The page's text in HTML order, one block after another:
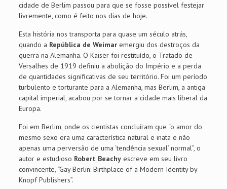
cidade de Berlim passou para que se fosse possível festejar
livremente, como é feito nos dias de hoje.
Esta história nos transporta para quase um século atrás,
quando a República de Weimaremergiu dos destroços da
guerra na Alemanha. O Kaiser foi restituído, o Tratado de
Versalhes de 1919 definiu a abolição do Império e a perda
de quantidades significativas de seu território. Foi um período
turbulento e torturante para a Alemanha, mas Berlim, a antiga
capital imperial, acabou por se tornar a cidade mais liberal da
Europa.
Foi em Berlim, onde os cientistas concluíram que “o amor do
mesmo sexo era uma característica natural e inata e não
apenas uma perversão de uma ‘tendência sexual’ normal”, o
autor e estudioso Robert Beachyescreve em seu livro
convincente, “Gay Berlin: Birthplace of a Modern Identity by
Knopf Publishers”.